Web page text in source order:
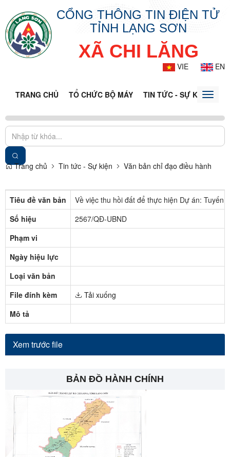
CỔNG THÔNG TIN ĐIỆN TỬ
TỈNH LẠNG SƠN
XÃ CHI LĂNG
VIE EN
TRANG CHỦ TỔ CHỨC BỘ MÁY TIN TỨC - SỰ KIỆNToggle
Trang chủ Tin tức - Sự kiện Văn bản chỉ đạo điều hành
Tiêu đề văn bản
Về việc thu hồi đất để thực hiện Dự án: Tuyến
Số hiệu
2567/QĐ-UBND
Phạm vi
Ngày hiệu lực
Loại văn bản
File đính kèm
Tải xuống
Mô tả
Xem trước file
BẢN ĐỒ HÀNH CHÍNH